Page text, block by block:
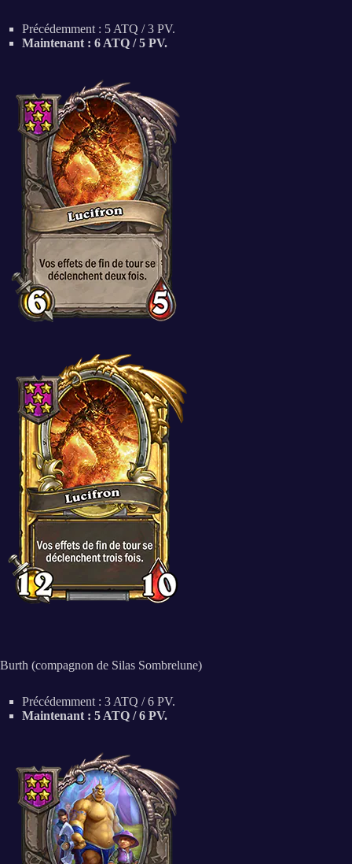
Précédemment : 5 ATQ / 3 PV.
Maintenant : 6 ATQ / 5 PV.
Burth (compagnon de Silas Sombrelune)
Précédemment : 3 ATQ / 6 PV.
Maintenant : 5 ATQ / 6 PV.